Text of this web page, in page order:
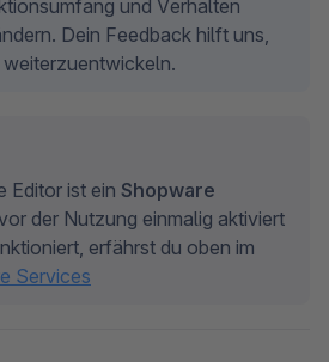
und Verhalten
Dein Feedback hilft uns,
Editor ist ein Shopware
der Nutzung einmalig aktiviert
erfährst du oben im
Services